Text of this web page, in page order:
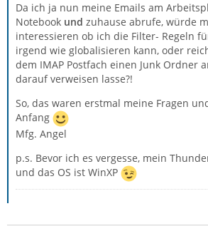
Da ich ja nun meine Emails am
Notebook und zuhause abrufe, würde
interessieren ob ich die Filter- Regeln
irgend wie globalisieren kann, oder
dem IMAP Postfach einen Junk Ordner
darauf verweisen lasse?!
So, das waren erstmal meine Fragen
Anfang
Mfg. Angel
p.s. Bevor ich es vergesse, mein
und das OS ist WinXP